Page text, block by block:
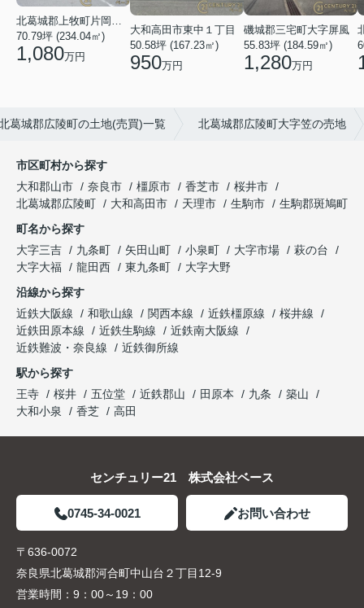
70.79坪 (234.04㎡)
1,080万円
大和高田市東中１丁目
50.58坪 (167.23㎡)
950万円
磯城郡三宅町大字屏風
55.83坪 (184.59㎡)
1,280万円
葛城郡広陵町の土地(売買)一覧 北葛城郡広陵町大字笠の売地
市区町村から探す
大和郡山市
奈良市 橿原市 香芝市
桜井市
北葛城郡広陵町
大和高田市 天理市 生駒市
生駒郡斑鳩町
町名から探す
大字三吉
九条町 矢田山町 小泉町 大字市場
萩の台
大字大福
龍田西 東九条町
大字大野
沿線から探す
近鉄大阪線
和歌山線 関西本線 近鉄橿原線
桜井線
近鉄田原本線
近鉄生駒線
近鉄南大阪線
近鉄難波・奈良線
近鉄御所線
駅から探す
王寺
桜井 五位堂 近鉄郡山 田原本 九条
築山
大和小泉
香芝 高田
センチュリー21 株式会社ベース
0745-34-0021 お問い合わせ
〒636-0072
奈良県北葛城郡河合町中山台２丁目12-9
営業時間： 9：00～19：00